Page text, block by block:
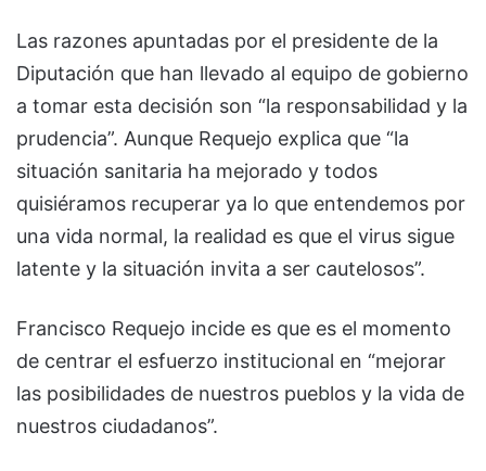
Las razones apuntadas por el presidente de la
Diputación que han llevado al equipo de gobierno
a tomar esta decisión son “la responsabilidad y la
prudencia”. Aunque Requejo explica que “la
situación sanitaria ha mejorado y todos
quisiéramos recuperar ya lo que entendemos por
una vida normal, la realidad es que el virus sigue
latente y la situación invita a ser cautelosos”.
Francisco Requejo incide es que es el momento
de centrar el esfuerzo institucional en “mejorar
las posibilidades de nuestros pueblos y la vida de
nuestros ciudadanos”.